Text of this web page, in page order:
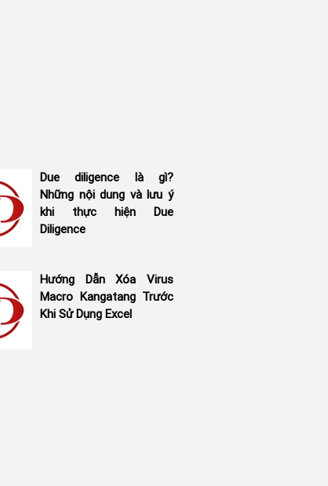
Due diligence là gì?
Những nội dung và lưu ý
khi thực hiện Due
Diligence
Hướng Dẫn Xóa Virus
Macro Kangatang Trước
Khi Sử Dụng Excel